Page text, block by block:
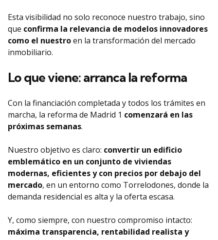
Esta visibilidad no solo reconoce nuestro trabajo, sino
que confirma la relevancia de modelos innovadores
como el nuestroen la transformación del mercado
inmobiliario.
Lo que viene: arranca la reforma
Con la financiación completada y todos los trámites en
marcha, la reforma de Madrid 1 comenzará en las
próximas semanas.
Nuestro objetivo es claro: convertir un edificio
emblemático en un conjunto de viviendas
modernas, eficientes y con precios por debajo del
mercado, en un entorno como Torrelodones, donde la
demanda residencial es alta y la oferta escasa.
Y, como siempre, con nuestro compromiso intacto:
máxima transparencia, rentabilidad realista y